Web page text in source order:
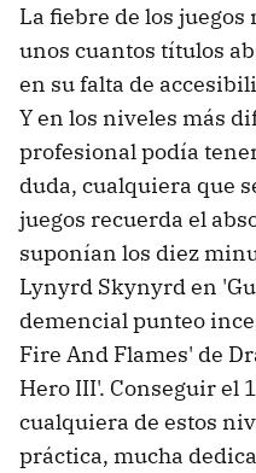
La fiebre de los
unos cuantos títulos
en su falta de
Y en los niveles más
profesional podía
duda, cualquiera que
juegos recuerda el
suponían los diez
Lynyrd Skynyrd en
demencial punteo
Fire And Flames' de
Hero III'. Conseguir el
cualquiera de estos
práctica, mucha